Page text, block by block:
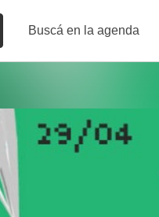
Buscá en la agenda